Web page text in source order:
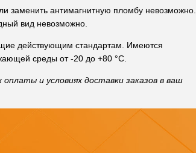
заменить антимагнитную пломбу невозможно.
вид невозможно.
действующим стандартам. Имеются
среды от -20 до +80 °C.
и условиях доставки заказов в ваш